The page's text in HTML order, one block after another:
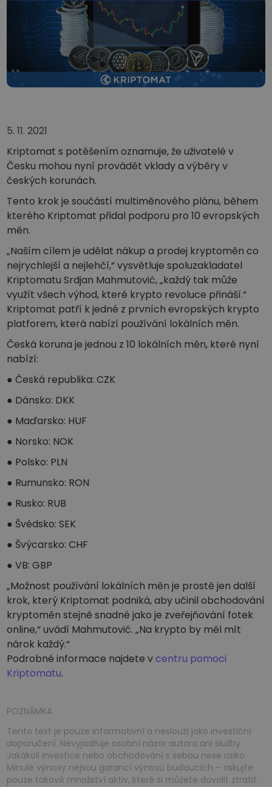
...dnes bych měl/a
Inteligentní portfolia
Chytrý způsob investování do krypta
Kriptomat peněženka
Bezpečná a jednoduchá krypto peněženka
Průzkumník investic
Získejte za své krypto odměny
Trezor
Spořte si krypto pro svou budoucnost
Pravidelné investice („DCA“)
Objevte aktiva
Objevte investiční příležitosti
Analýza portfolia
Chytré poznatky pro ideální výkonnost
5. 11. 2021
Kriptomat s potěšením oznamuje, že uživatelé v
Česku mohou nyní provádět vklady a výběry v
českých korunách.
Tento krok je součástí multiměnového plánu, během
kterého Kriptomat přidal podporu pro 10 evropských
měn.
„Naším cílem je udělat nákup a prodej kryptoměn co
nejrychlejší a nejlehčí,“ vysvětluje spoluzakladatel
Kriptomatu Srdjan Mahmutović, „každý tak může
využít všech výhod, které krypto revoluce přináší.“
Kriptomat patří k jedné z prvních evropských krypto
platforem, která nabízí používání lokálních měn.
Česká koruna je jednou z 10 lokálních měn, které nyní
nabízí:
● Česká republika: CZK
● Dánsko: DKK
● Maďarsko: HUF
● Norsko: NOK
● Polsko: PLN
● Rumunsko: RON
● Rusko: RUB
● Švédsko: SEK
● Švýcarsko: CHF
● VB: GBP
„Možnost používání lokálních měn je prostě jen další
krok, který Kriptomat podniká, aby učinil obchodování
kryptoměn stejně snadné jako je zveřejňování fotek
online,“ uvádí Mahmutović. „Na krypto by měl mít
nárok každý.“
Podrobné informace najdete vcentru pomoci
Kriptomatu.
POZNÁMKA
Tento text je pouze informativní a neslouží jako investiční
doporučení. Nevyjadřuje osobní názor autora ani služby.
Jakákoli investice nebo obchodování s sebou nese riziko.
Minulé výnosy nejsou garancí výnosů budoucích – riskujte
pouze takové množství aktiv, které si můžete dovolit ztratit.